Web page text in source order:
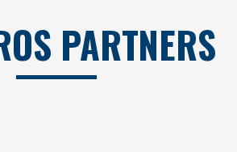
PARTNERS